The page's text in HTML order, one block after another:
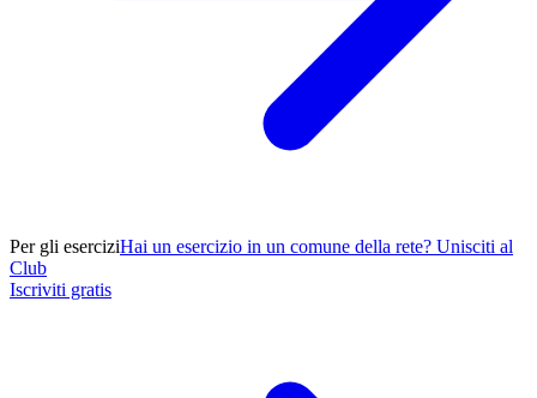
Per gli eserciziHai un esercizio in un comune della rete? Unisciti al
Club
Iscriviti gratis